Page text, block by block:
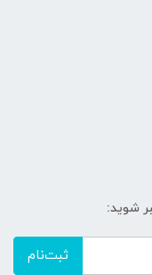
شوید:
ثبت‌نام